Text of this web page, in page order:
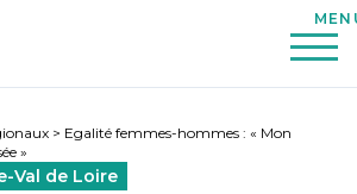
> Egalité femmes-hommes : « Mon
»
Val de Loire